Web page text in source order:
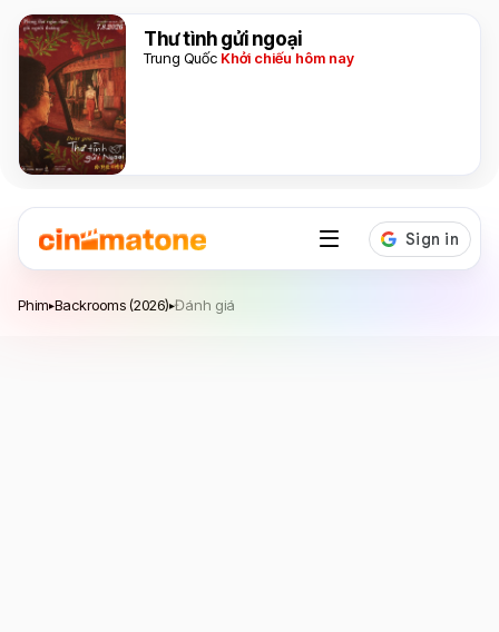
Thư tình gửi ngoại
Trung Quốc Khởi chiếu hôm nay
Phim▸Backrooms (2026)▸Đánh giá